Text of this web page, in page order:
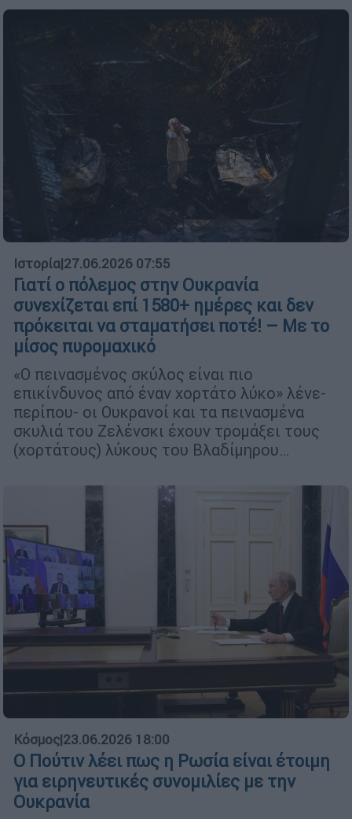
Ιστορία|27.06.2026 07:55
Γιατί ο πόλεμος στην Ουκρανία
συνεχίζεται επί 1580+ ημέρες και δεν
πρόκειται να σταματήσει ποτέ! – Με το
μίσος πυρομαχικό
«Ο πεινασμένος σκύλος είναι πιο
επικίνδυνος από έναν χορτάτο λύκο» λένε-
περίπου- οι Ουκρανοί και τα πεινασμένα
σκυλιά του Ζελένσκι έχουν τρομάξει τους
(χορτάτους) λύκους του Βλαδίμηρου…
Κόσμος|23.06.2026 18:00
Ο Πούτιν λέει πως η Ρωσία είναι έτοιμη
για ειρηνευτικές συνομιλίες με την
Ουκρανία